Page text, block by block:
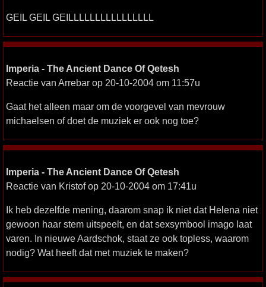
GEIL GEIL GEILLLLLLLLLLLLLLLL
Imperia - The Ancient Dance Of Qetesh
Reactie van Arrebar op 20-10-2004 om 11:57u
Gaat het alleen maar om de voorgevel van mevrouw
michaelsen of doet de muziek er ook nog toe?
Imperia - The Ancient Dance Of Qetesh
Reactie van Kristof op 20-10-2004 om 17:41u
Ik heb dezelfde mening, daarom snap ik niet dat Helena niet
gewoon haar stem uitspeelt, en dat sexsymbool imago laat
varen. In nieuwe Aardschok, staat ze ook topless, waarom
nodig? Wat heeft dat met muziek te maken?